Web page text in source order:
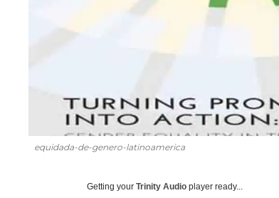
equidada-de-genero-latinoamerica
Getting your Trinity Audio player ready...